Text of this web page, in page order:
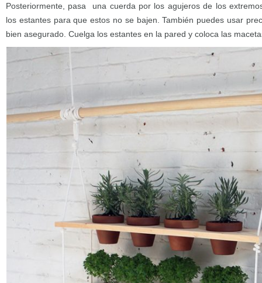
Posteriormente, pasa una cuerda por los agujeros de los
los estantes para que estos no se bajen. También puedes usar
bien asegurado. Cuelga los estantes en la pared y coloca las